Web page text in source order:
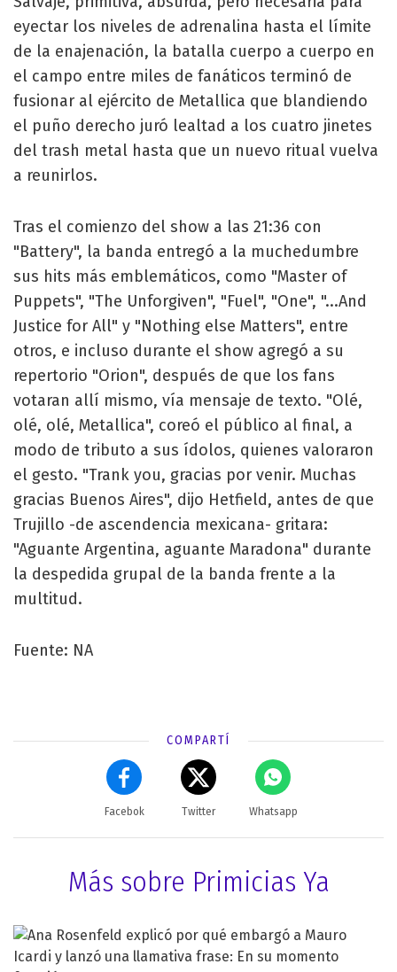
eyectar los niveles de adrenalina hasta el límite
de la enajenación, la batalla cuerpo a cuerpo en
el campo entre miles de fanáticos terminó de
fusionar al ejército de Metallica que blandiendo
el puño derecho juró lealtad a los cuatro jinetes
del trash metal hasta que un nuevo ritual vuelva
a reunirlos.
Tras el comienzo del show a las 21:36 con
"Battery", la banda entregó a la muchedumbre
sus hits más emblemáticos, como "Master of
Puppets", "The Unforgiven", "Fuel", "One", "...And
Justice for All" y "Nothing else Matters", entre
otros, e incluso durante el show agregó a su
repertorio "Orion", después de que los fans
votaran allí mismo, vía mensaje de texto. "Olé,
olé, olé, Metallica", coreó el público al final, a
modo de tributo a sus ídolos, quienes valoraron
el gesto. "Trank you, gracias por venir. Muchas
gracias Buenos Aires", dijo Hetfield, antes de que
Trujillo -de ascendencia mexicana- gritara:
"Aguante Argentina, aguante Maradona" durante
la despedida grupal de la banda frente a la
multitud.
Fuente: NA
COMPARTÍ
Facebok Twitter Whatsapp
Más sobre Primicias Ya